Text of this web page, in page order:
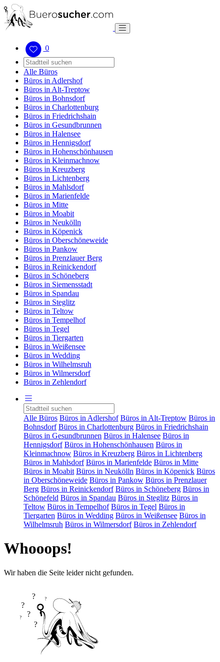
0
Alle Büros
Büros in Adlershof
Büros in Alt-Treptow
Büros in Bohnsdorf
Büros in Charlottenburg
Büros in Friedrichshain
Büros in Gesundbrunnen
Büros in Halensee
Büros in Hennigsdorf
Büros in Hohenschönhausen
Büros in Kleinmachnow
Büros in Kreuzberg
Büros in Lichtenberg
Büros in Mahlsdorf
Büros in Marienfelde
Büros in Mitte
Büros in Moabit
Büros in Neukölln
Büros in Köpenick
Büros in Oberschöneweide
Büros in Pankow
Büros in Prenzlauer Berg
Büros in Reinickendorf
Büros in Schöneberg
Büros in Siemensstadt
Büros in Spandau
Büros in Steglitz
Büros in Teltow
Büros in Tempelhof
Büros in Tegel
Büros in Tiergarten
Büros in Weißensee
Büros in Wedding
Büros in Wilhelmsruh
Büros in Wilmersdorf
Büros in Zehlendorf
Alle Büros Büros in Adlershof Büros in Alt-Treptow Büros in
Bohnsdorf Büros in Charlottenburg Büros in Friedrichshain
Büros in Gesundbrunnen Büros in Halensee Büros in
Hennigsdorf Büros in Hohenschönhausen Büros in
Kleinmachnow Büros in Kreuzberg Büros in Lichtenberg
Büros in Mahlsdorf Büros in Marienfelde Büros in Mitte
Büros in Moabit Büros in Neukölln Büros in Köpenick Büros
in Oberschöneweide Büros in Pankow Büros in Prenzlauer
Berg Büros in Reinickendorf Büros in Schöneberg Büros in
Schönefeld Büros in Spandau Büros in Steglitz Büros in
Teltow Büros in Tempelhof Büros in Tegel Büros in
Tiergarten Büros in Wedding Büros in Weißensee Büros in
Wilhelmsruh Büros in Wilmersdorf Büros in Zehlendorf
Whooops!
Wir haben die Seite leider nicht gefunden.
?
?
?
?
?
?